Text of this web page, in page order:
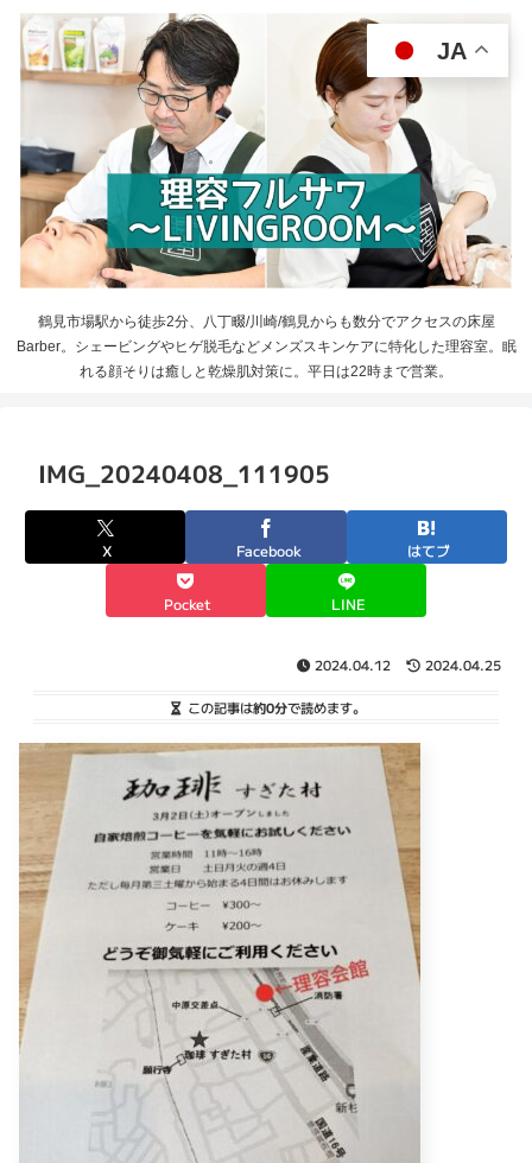
鶴見市場駅から徒歩2分、八丁畷/川崎/鶴見からも数分でアクセスの床屋
Barber。シェービングやヒゲ脱毛などメンズスキンケアに特化した理容室。眠
れる顔そりは癒しと乾燥肌対策に。平日は22時まで営業。
IMG_20240408_111905
X Facebook はてブ
Pocket LINE
2024.04.12 2024.04.25
この記事は約0分で読めます。
JA